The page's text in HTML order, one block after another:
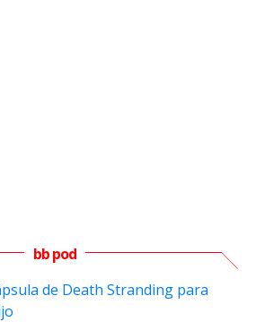
bb pod